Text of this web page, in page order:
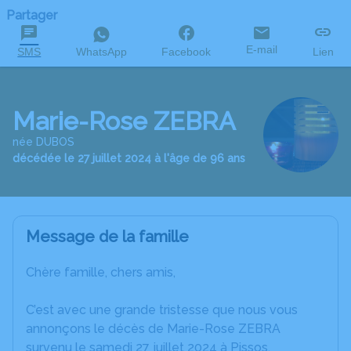
Partager
SMS WhatsApp Facebook E-mail Lien
Marie-Rose ZEBRA
née DUBOS
décédée le 27 juillet 2024 à l'âge de 96 ans
Message de la famille
Chère famille, chers amis,
C’est avec une grande tristesse que nous vous
annonçons le décès de Marie-Rose ZEBRA
survenu le samedi 27 juillet 2024 à Pissos.